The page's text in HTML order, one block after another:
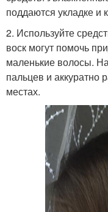
поддаются укладке и
2. Используйте
воск могут помочь
маленькие волосы.
пальцев и аккуратно
местах.